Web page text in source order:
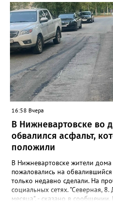
16:58 Вчера
В Нижневартовске во
обвалился асфальт,
положили
В Нижневартовске жители
пожаловались на
только недавно сделали. На
социальных сетях. "Северная,
месяца", - сказано в